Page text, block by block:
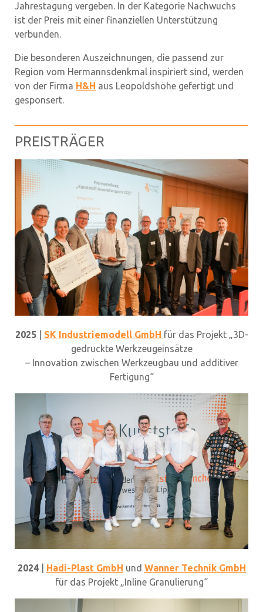
Jahrestagung vergeben. In der Kategorie Nachwuchs
ist der Preis mit einer finanziellen Unterstützung
verbunden.
Die besonderen Auszeichnungen, die passend zur
Region vom Hermannsdenkmal inspiriert sind, werden
von der Firma H&H aus Leopoldshöhe gefertigt und
gesponsert.
PREISTRÄGER
2025| SK Industriemodell GmbH für das Projekt „3D-
gedruckte Werkzeugeinsätze
– Innovation zwischen Werkzeugbau und additiver
Fertigung“
2024| Hadi-Plast GmbH und Wanner Technik GmbH
für das Projekt „Inline Granulierung“